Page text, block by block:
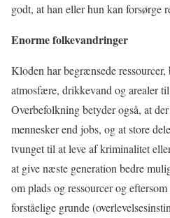
godt, at han eller hun kan forsørge
Enorme folkevandringer
Kloden har begrænsede
atmosfære, drikkevand og arealer
Overbefolkning betyder også, at
mennesker end jobs, og at store
tvunget til at leve af kriminalitet
at give næste generation bedre
om plads og ressourcer og
forståelige grunde